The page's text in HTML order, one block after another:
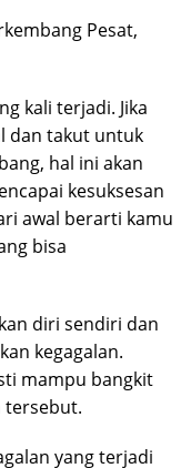
Pesat,
kali terjadi. Jika
dan takut untuk
hal ini akan
kesuksesan
awal berarti kamu
bisa
diri sendiri dan
kegagalan.
mampu bangkit
tersebut.
yang terjadi